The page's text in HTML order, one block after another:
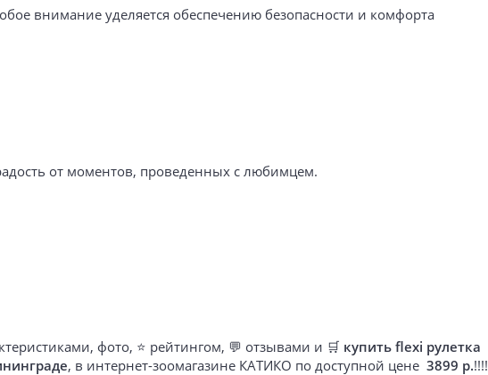
внимание уделяется обеспечению безопасности и комфорта
от моментов, проведенных с любимцем.
фото, ⭐ рейтингом, 💬 отзывами и 🛒 купить flexi рулетка
, в интернет-зоомагазине КАТИКО по доступной цене 3899 р.!!!!